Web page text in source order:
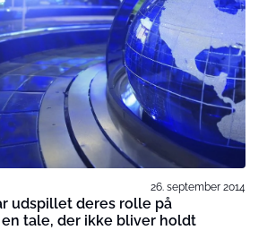
26. september 2014
udspillet deres rolle på
tale, der ikke bliver holdt